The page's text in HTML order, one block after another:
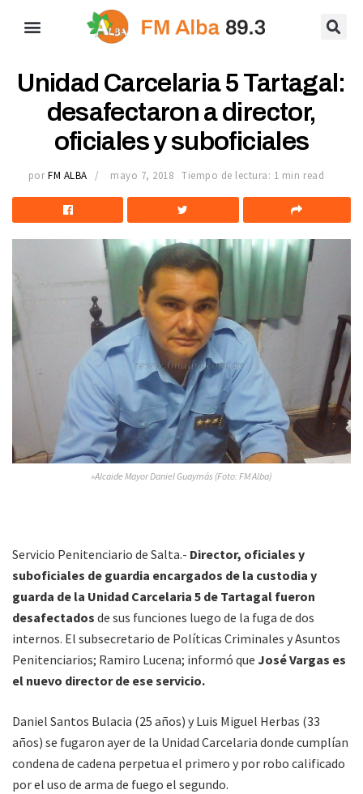
Unidad Carcelaria 5 Tartagal:
desafectaron a director,
oficiales y suboficiales
por FM ALBA mayo 7, 2018 Tiempo de lectura: 1 min read
»Alcaide Mayor Daniel Guaymás (Foto: FM Alba)
Servicio Penitenciario de Salta.- Director, oficiales y
suboficiales de guardia encargados de la custodia y
guarda de la Unidad Carcelaria 5 de Tartagal fueron
desafectados de sus funciones luego de la fuga de dos
internos. El subsecretario de Políticas Criminales y Asuntos
Penitenciarios; Ramiro Lucena; informó que José Vargas es
el nuevo director de ese servicio.
Daniel Santos Bulacia (25 años) y Luis Miguel Herbas (33
años) se fugaron ayer de la Unidad Carcelaria donde cumplían
condena de cadena perpetua el primero y por robo calificado
por el uso de arma de fuego el segundo.